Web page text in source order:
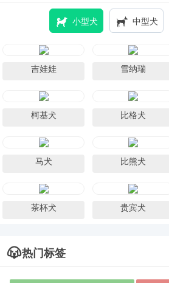
小型犬 中型犬
吉娃娃 雪纳瑞
柯基犬 比格犬
马犬 比熊犬
茶杯犬 贵宾犬
热门标签